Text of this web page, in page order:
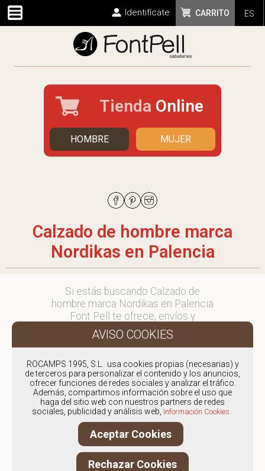
ES
CARRITO
Identifícate
Tienda Online
HOMBRE MUJER
Calzado de hombre marca
Nordikas en Palencia
Si estás buscando Calzado de
hombre marca Nordikas en Palencia
Font Pell te ofrece, envíos y
devoluciones gratuítos a Península y
Baleares, para otros destinos
en comercial@fontpell.com.
Los envíos a Palencia gestionados
entre semana se entregarán en
menos de 48 horas; los pedidos
realizados en fin de semana, el
producto se enviará a partir del
lunes.
ROCAMPS 1995, S.L. usa cookies propias (necesarias) y
de terceros para personalizar el contenido y los anuncios,
ofrecer funciones de redes sociales y analizar el tráfico.
Además, compartimos información sobre el uso que
haga del sitio web con nuestros partners de redes
sociales, publicidad y análisis web, Información Cookies.
Aceptar Cookies
Rechazar Cookies